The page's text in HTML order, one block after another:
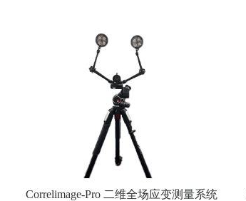
Correlimage-Pro 二维全场应变测量系统